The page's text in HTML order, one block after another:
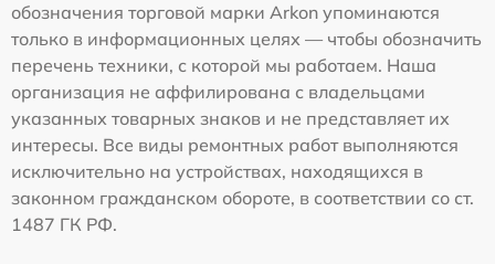
обозначения торговой марки Arkon упоминаются
только в информационных целях — чтобы обозначить
перечень техники, с которой мы работаем. Наша
организация не аффилирована с владельцами
указанных товарных знаков и не представляет их
интересы. Все виды ремонтных работ выполняются
исключительно на устройствах, находящихся в
законном гражданском обороте, в соответствии со ст.
1487 ГК РФ.